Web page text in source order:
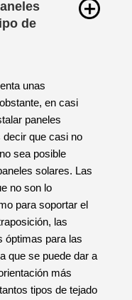
de
unas
en casi
paneles
que casi no
sea posible
solares. Las
no son lo
para soportar el
las
óptimas para las
que se puede dar a
más